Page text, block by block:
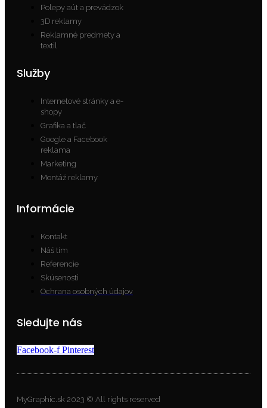
Polepy aút a prevádzok
3D reklamy
Reklamné predmety a
textil
Služby
Internetové stránky a e-
shopy
Grafika a tlač
Google a Facebook
reklama
Marketing
Montáž reklamy
Informácie
Kontakt
Náš tím
Referencie
Skúsenosti
Ochrana osobných údajov
Sledujte nás
Facebook-f Pinterest
MyGraphic.sk 2023 © All rights reserved